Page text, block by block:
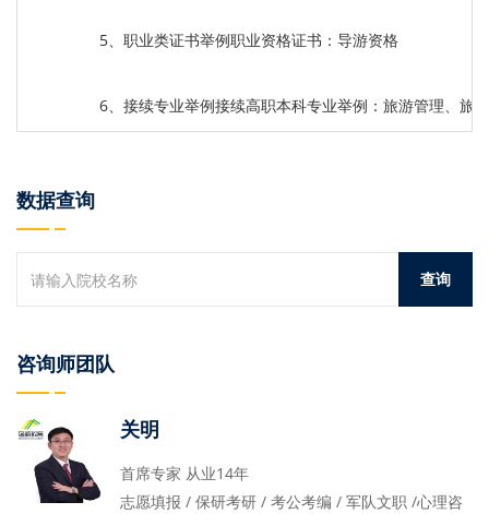
5、职业类证书举例职业资格证书：导游资格
6、接续专业举例接续高职本科专业举例：旅游管理、旅
数据查询
咨询师团队
关明
首席专家 从业14年
志愿填报 / 保研考研 / 考公考编 / 军队文职 /心理咨